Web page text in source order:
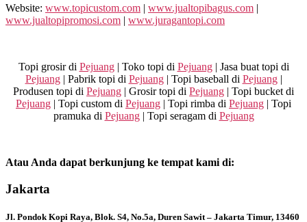
Website: www.topicustom.com | www.jualtopibagus.com |
www.jualtopipromosi.com | www.juragantopi.com
Topi grosir di Pejuang| Toko topi di Pejuang| Jasa buat topi di
Pejuang| Pabrik topi di Pejuang| Topi baseball di Pejuang|
Produsen topi di Pejuang | Grosir topi di Pejuang | Topi bucket di
Pejuang | Topi custom di Pejuang | Topi rimba di Pejuang | Topi
pramuka di Pejuang| Topi seragam di Pejuang
Atau Anda dapat berkunjung ke tempat kami di:
Jakarta
Jl. Pondok Kopi Raya, Blok. S4, No.5a, Duren Sawit – Jakarta Timur, 13460